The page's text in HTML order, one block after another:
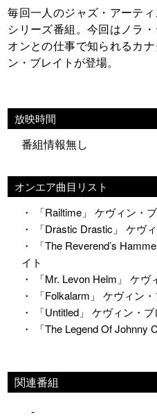
毎回一人のジャズ・アーテ
シリーズ番組。今回はノラ
オンとの仕事で知られるカ
ン・ブレイトが登場。
放映時間
番組情報無し
オンエア曲目リスト
・ 「Railtime」 ケヴィン・
・ 「Drastic Drastic」 ケヴ
・ 「The Reverend’s
イト
・ 「Mr. Levon Helm」 ケヴ
・ 「Folkalarm」 ケヴィン
・ 「Untitled」 ケヴィン・ブ
・ 「The Legend Of Johnny
関連番組
-